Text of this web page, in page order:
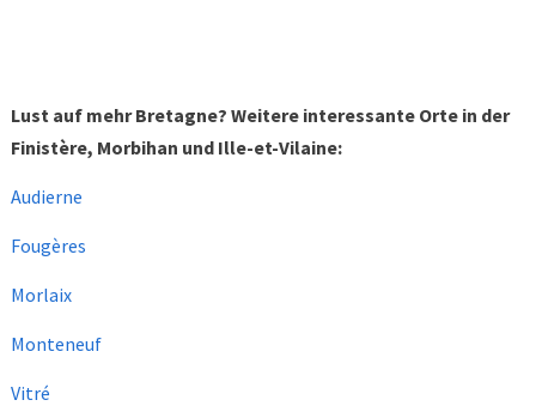
Lust auf mehr Bretagne? Weitere interessante Orte in der
Finistère, Morbihan und Ille-et-Vilaine:
Audierne
Fougères
Morlaix
Monteneuf
Vitré